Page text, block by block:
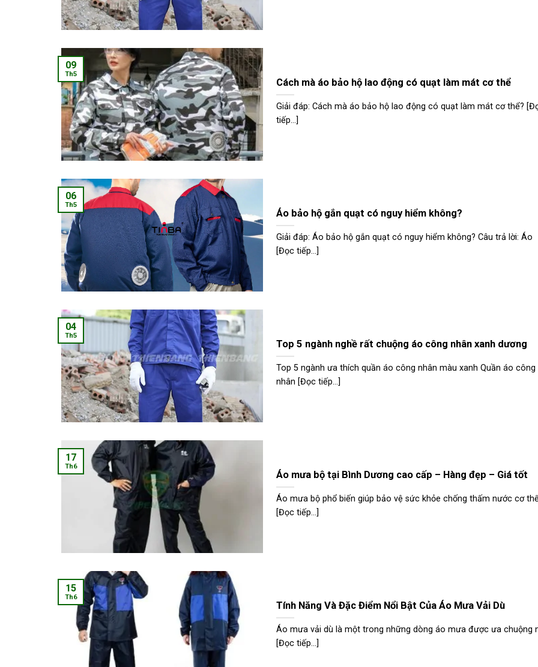
Cách mà áo bảo hộ lao động có quạt làm mát cơ thể
Giải đáp: Cách mà áo bảo hộ lao động có quạt làm mát cơ thể?
tiếp...]
09
Th5
Áo bảo hộ gắn quạt có nguy hiểm không?
Giải đáp: Áo bảo hộ gắn quạt có nguy hiểm không? Câu trả lời: Áo
[Đọc tiếp...]
06
Th5
Top 5 ngành nghề rất chuộng áo công nhân xanh dương
Top 5 ngành ưa thích quần áo công nhân màu xanh Quần áo công
nhân [Đọc tiếp...]
04
Th5
Áo mưa bộ tại Bình Dương cao cấp – Hàng đẹp – Giá tốt
Áo mưa bộ phổ biến giúp bảo vệ sức khỏe chống thấm nước cơ
[Đọc tiếp...]
17
Th6
Tính Năng Và Đặc Điểm Nổi Bật Của Áo Mưa Vải Dù
Áo mưa vải dù là một trong những dòng áo mưa được ưa chuộng
[Đọc tiếp...]
15
Th6